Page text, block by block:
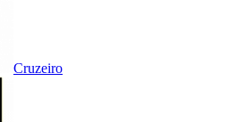
Cruzeiro